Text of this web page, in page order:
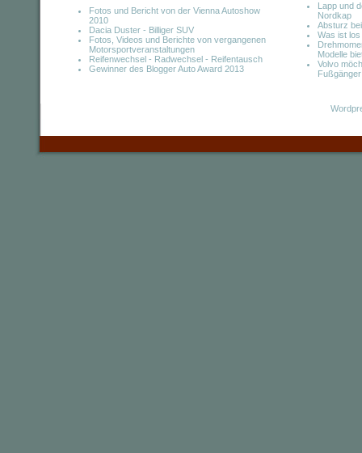
Fotos und Bericht von der Vienna Autoshow
2010
Dacia Duster - Billiger SUV
Fotos, Videos und Berichte von vergangenen
Motorsportveranstaltungen
Reifenwechsel - Radwechsel - Reifentausch
Gewinner des Blogger Auto Award 2013
Lapp und
Nordkap
Absturz
Was ist
Modelle
Volvo